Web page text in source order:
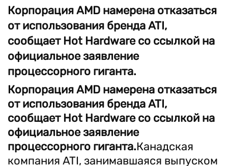
Корпорация AMD намерена отказаться
от использования бренда ATI,
сообщает Hot Hardware со ссылкой на
официальное заявление
процессорного гиганта.
Корпорация AMD намерена отказаться
от использования бренда ATI,
сообщает Hot Hardware со ссылкой на
официальное заявление
процессорного гиганта.Канадская
компания ATI, занимавшаяся выпуском